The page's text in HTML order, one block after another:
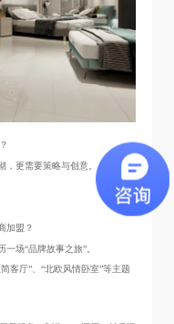
更需要策略与创意。
加盟？
场“品牌故事之旅”。
客厅”、“北欧风情卧室”等主题